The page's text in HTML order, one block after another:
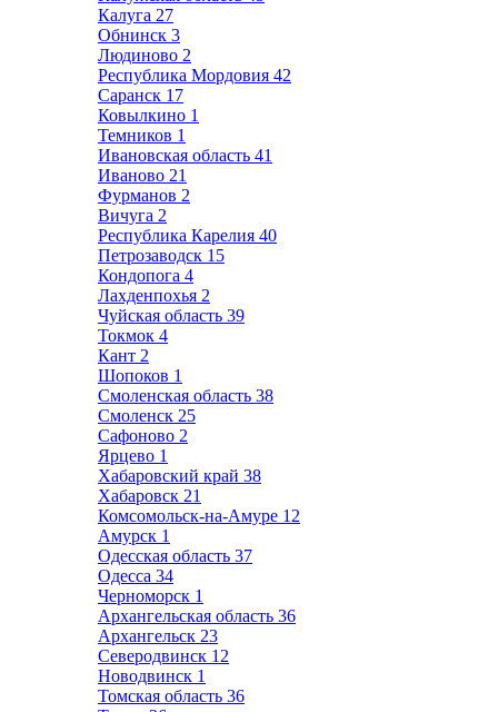
Калуга 27
Обнинск 3
Людиново 2
Республика Мордовия 42
Саранск 17
Ковылкино 1
Темников 1
Ивановская область 41
Иваново 21
Фурманов 2
Вичуга 2
Республика Карелия 40
Петрозаводск 15
Кондопога 4
Лахденпохья 2
Чуйская область 39
Токмок 4
Кант 2
Шопоков 1
Смоленская область 38
Смоленск 25
Сафоново 2
Ярцево 1
Хабаровский край 38
Хабаровск 21
Комсомольск-на-Амуре 12
Амурск 1
Одесская область 37
Одесса 34
Черноморск 1
Архангельская область 36
Архангельск 23
Северодвинск 12
Новодвинск 1
Томская область 36